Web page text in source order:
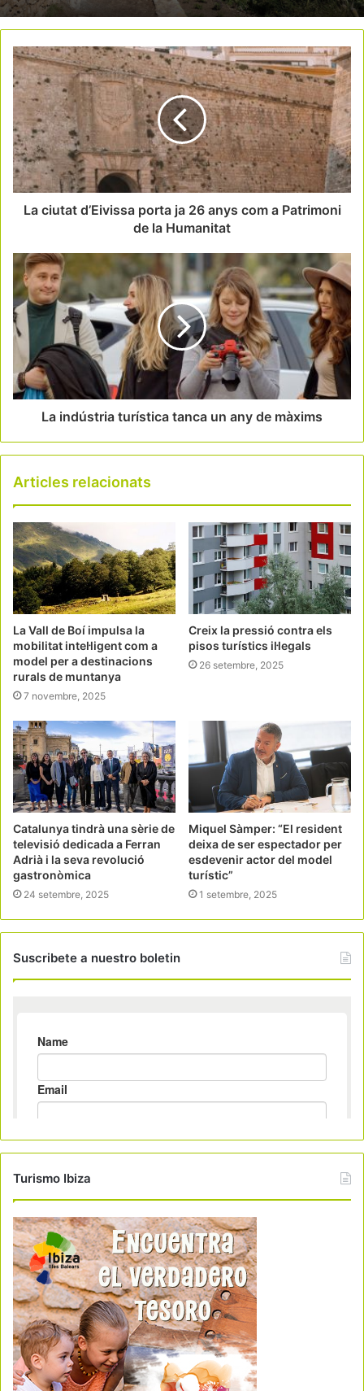
La ciutat d’Eivissa porta ja 26 anys com a Patrimoni
de la Humanitat
La indústria turística tanca un any de màxims
Articles relacionats
La Vall de Boí impulsa la
mobilitat intel·ligent com a
model per a destinacions
rurals de muntanya
7 novembre, 2025
Creix la pressió contra els
pisos turístics il·legals
26 setembre, 2025
Catalunya tindrà una sèrie de
televisió dedicada a Ferran
Adrià i la seva revolució
gastronòmica
24 setembre, 2025
Miquel Sàmper: “El resident
deixa de ser espectador per
esdevenir actor del model
turístic”
1 setembre, 2025
Suscribete a nuestro boletin
Turismo Ibiza